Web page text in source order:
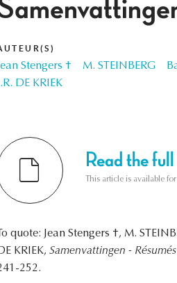
Stengers † M. STEINBERG
DE KRIEK
Read the
This article is available
quote: Jean Stengers †, M.
KRIEK, Samenvattingen -
252.